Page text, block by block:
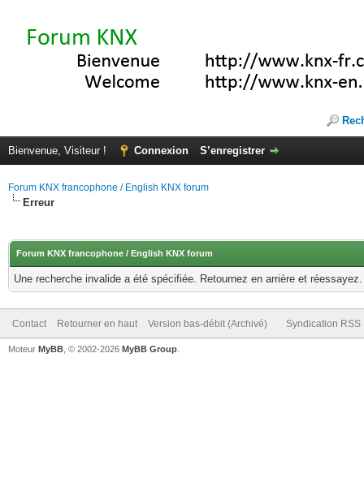
Bienvenue, Visiteur ! Connexion S’enregistrer
Forum KNX francophone / English KNX forum
Erreur
Forum KNX francophone / English KNX forum
Une recherche invalide a été spécifiée. Retournez en arrière et réessayez.
Contact Retourner en haut Version bas-débit (Archivé) Syndication RSS
Moteur MyBB , © 2002-2026 MyBB Group